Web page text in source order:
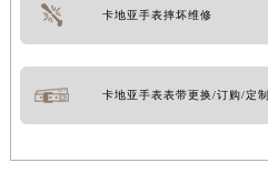
卡地亚手表摔坏维修
卡地亚手表表带更换/订购/定制